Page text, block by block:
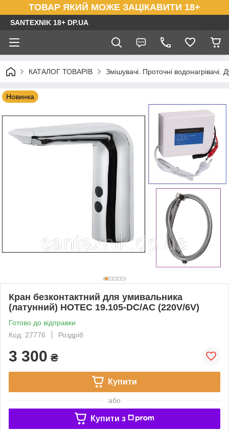
ТОВАР ЯКИЙ МОЖЕ ЗАЦІКАВИТИ 18+
SANTEXNIK 18+ DP.UA
КАТАЛОГ ТОВАРІВ Змішувачі. Проточні водонагрівачі.
Новинка
Кран безконтактний для умивальника
(латунний) HOTEC 19.105-DC/AC (220V/6V)
Готово до відправки
Код: 27776
Роздріб
3 300 ₴
Купити
або
Купити з